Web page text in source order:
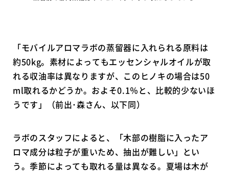
「モバイルアロマラボの蒸留器に入れられる原料は
約50kg。素材によってもエッセンシャルオイルが取
れる収油率は異なりますが、このヒノキの場合は50
ml取れるかどうか。およそ0.1％と、比較的少ないほ
うです」（前出･森さん、以下同）
ラボのスタッフによると、「木部の樹脂に入ったア
ロマ成分は粒子が重いため、抽出が難しい」とい
う。季節によっても取れる量は異なる。夏場は木が